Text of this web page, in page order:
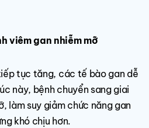
viêm gan nhiễm mỡ
tục tăng, các tế bào gan dễ
này, bệnh chuyển sang giai
làm suy giảm chức năng gan
khó chịu hơn.